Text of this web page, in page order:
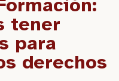
tener
para
derechos